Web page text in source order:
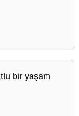
bir yaşam